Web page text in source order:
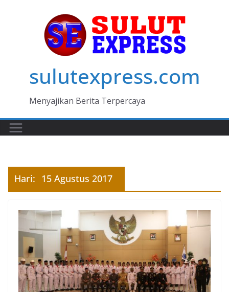
sulutexpress.com
Menyajikan Berita Terpercaya
Hari: 15 Agustus 2017